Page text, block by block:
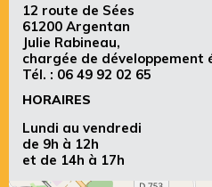
12 route de Sées
61200 Argentan
Julie Rabineau,
chargée de développement
Tél. : 06 49 92 02 65
HORAIRES
Lundi au vendredi
de 9h à 12h
et de 14h à 17h